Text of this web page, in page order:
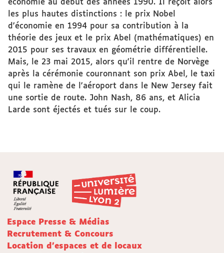
économie au début des années 1990. Il reçoit alors
les plus hautes distinctions : le prix Nobel
d'économie en 1994 pour sa contribution à la
théorie des jeux et le prix Abel (mathématiques) en
2015 pour ses travaux en géométrie différentielle.
Mais, le 23 mai 2015, alors qu'il rentre de Norvège
après la cérémonie couronnant son prix Abel, le taxi
qui le ramène de l'aéroport dans le New Jersey fait
une sortie de route. John Nash, 86 ans, et Alicia
Larde sont éjectés et tués sur le coup.
Espace Presse & Médias
Recrutement & Concours
Location d'espaces et de locaux